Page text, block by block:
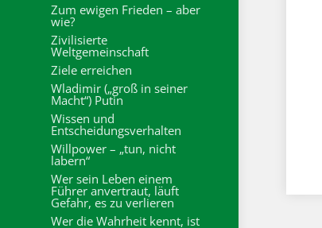
Zum ewigen Frieden – aber
wie?
Zivilisierte
Weltgemeinschaft
Ziele erreichen
Wladimir („groß in seiner
Macht“) Putin
Wissen und
Entscheidungsverhalten
Willpower – „tun, nicht
labern“
Wer sein Leben einem
Führer anvertraut, läuft
Gefahr, es zu verlieren
Wer die Wahrheit kennt, ist